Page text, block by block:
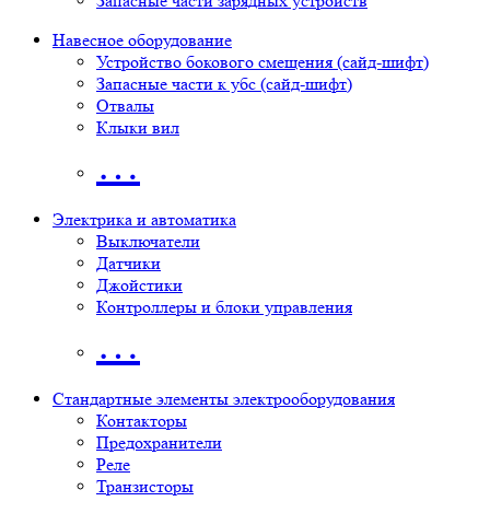
Навесное оборудование
Устройство бокового смещения (сайд-шифт)
Запасные части к убс (сайд-шифт)
Отвалы
Клыки вил
…
Электрика и автоматика
Выключатели
Датчики
Джойстики
Контроллеры и блоки управления
…
Стандартные элементы электрооборудования
Контакторы
Предохранители
Реле
Транзисторы